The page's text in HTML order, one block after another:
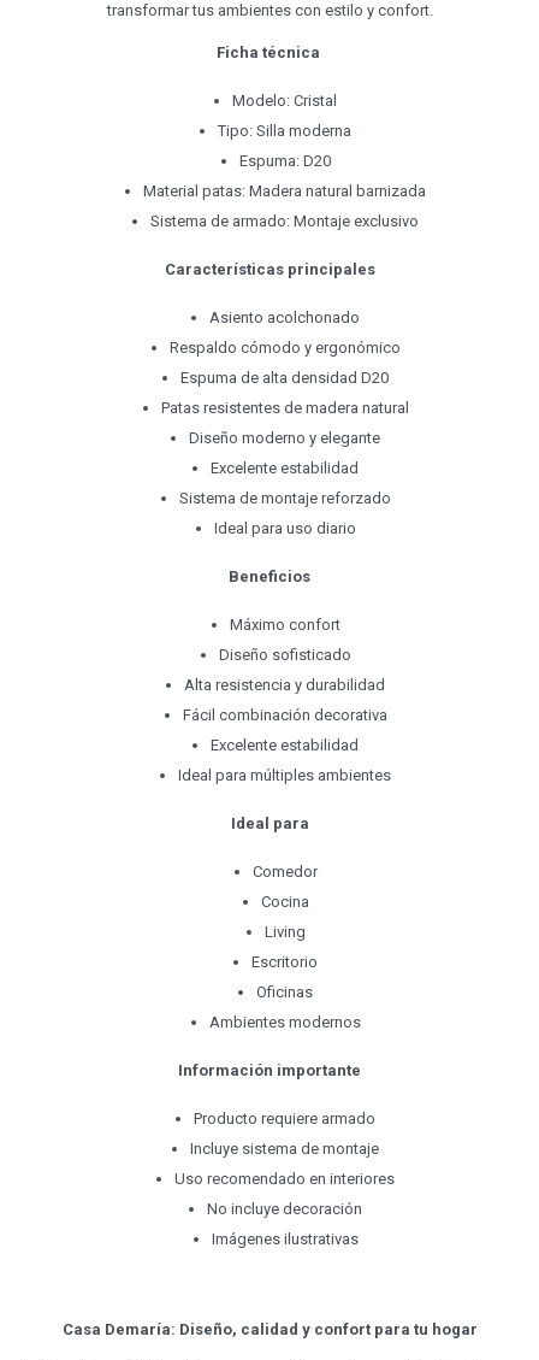
transformar tus ambientes con estilo y confort.
Ficha técnica
Modelo: Cristal
Tipo: Silla moderna
Espuma: D20
Material patas: Madera natural barnizada
Sistema de armado: Montaje exclusivo
Características principales
Asiento acolchonado
Respaldo cómodo y ergonómico
Espuma de alta densidad D20
Patas resistentes de madera natural
Diseño moderno y elegante
Excelente estabilidad
Sistema de montaje reforzado
Ideal para uso diario
Beneficios
Máximo confort
Diseño sofisticado
Alta resistencia y durabilidad
Fácil combinación decorativa
Excelente estabilidad
Ideal para múltiples ambientes
Ideal para
Comedor
Cocina
Living
Escritorio
Oficinas
Ambientes modernos
Información importante
Producto requiere armado
Incluye sistema de montaje
Uso recomendado en interiores
No incluye decoración
Imágenes ilustrativas
Casa Demaría: Diseño, calidad y confort para tu hogar